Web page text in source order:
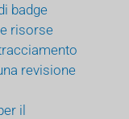
badge
risorse
revisione
il